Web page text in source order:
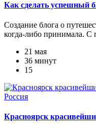
Как сделать успешный
Создание блога о
когда-либо принимала. С
21 мая
36 минут
15
Россия
Красноярск